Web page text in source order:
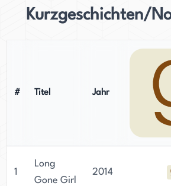
Kurzgeschichten/
# Titel Jahr
1
Long
Gone Girl
2014